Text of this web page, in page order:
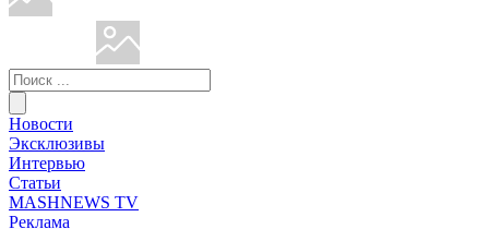
Новости
Эксклюзивы
Интервью
Статьи
MASHNEWS TV
Реклама